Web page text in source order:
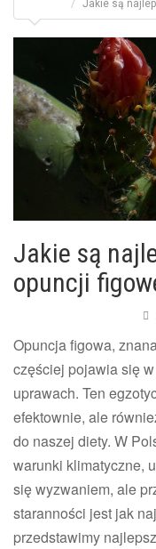
Jakie są
Jakie są
opuncji
Opuncja figowa,
częściej pojawia się
uprawach. Ten
efektownie, ale
do naszej diety. W
warunki klimatyczne,
się wyzwaniem, ale
staranności jest jak
przedstawimy